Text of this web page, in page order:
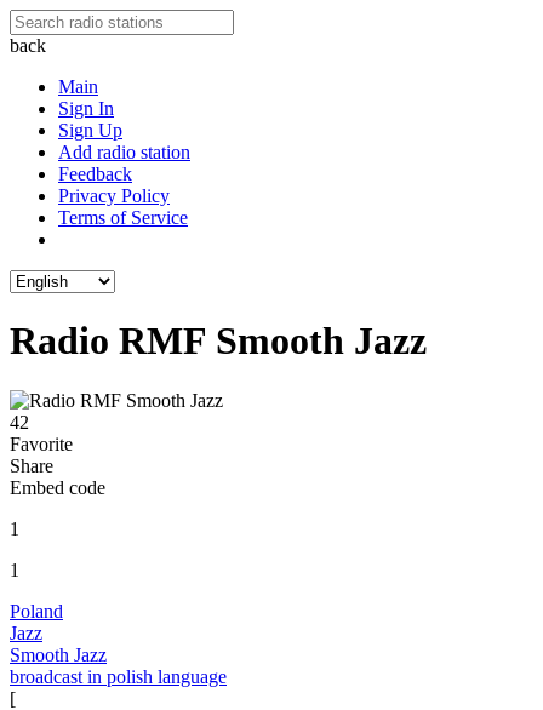
back
Main
Sign In
Sign Up
Add radio station
Feedback
Privacy Policy
Terms of Service
Radio RMF Smooth Jazz
42
Favorite
Share
Embed code
1
1
Poland
Jazz
Smooth Jazz
broadcast in polish language
[